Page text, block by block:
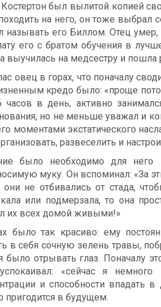
был вылитой копией
на него, он тоже выбрал
называть его Биллом. Отец
его с братом обучения в
выучилась на медсестру и пошла
овец в горах, что поначалу
кредо было: «проще
часов в день, активно
но не меньше уважал и
моментами экстатического
развеселить и
было необходимо для него
муку. Он вспоминал: «За
они не отбивались от стада,
или подмерзала, то она
их всех домой живыми!»
было так красиво: ему
в себя сочную зелень травы,
было отрывать глаз. Поначалу
«сейчас я
и способности впадать
пригодится в будущем.